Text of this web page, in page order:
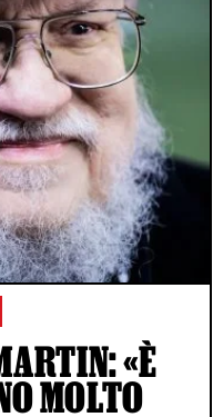
«È
MOLTO